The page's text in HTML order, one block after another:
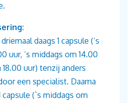
daags 1 capsule (’s
uur, ’s middags om 14.00
18.00 uur) tenzij anders
een specialist. Daarna
capsule (`s middags om